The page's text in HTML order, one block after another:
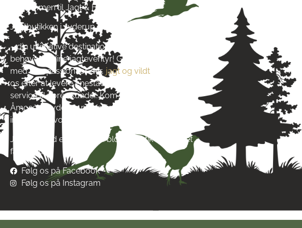
Velkommen til Jagt & Hund
Jagtbutikken i Jyderup
– din ultimative destination for alt, hvad du
behøver til dine jagteventyr! Grundlagt i 2016
med stor passion for dyr, jagt og vildt. Vi stræber
os efter at levere enestående produkter og
service til vores kunder. Kom og besøg os tæt på
Åmosen i Jyderup på Vestsjælland og lad dig
inspirere af vores passion.
Jagt & Hund er mere end blot en butik – det er et
fællesskab!
Følg os på Facebook
Følg os på Instagram